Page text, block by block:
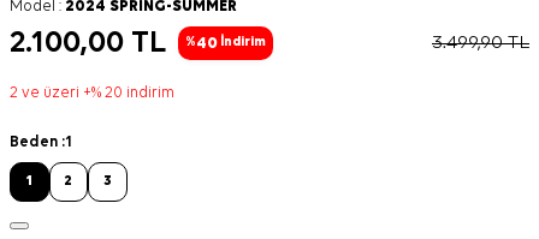
Model : 2024 SPRING-SUMMER
2.100,00 TL %40 İndirim 3.499,90TL
2 ve üzeri +% 20 indirim
Beden :1
1 2 3